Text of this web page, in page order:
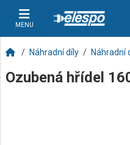
MENU
Náhradní díly Náhradní
Ozubená hřídel